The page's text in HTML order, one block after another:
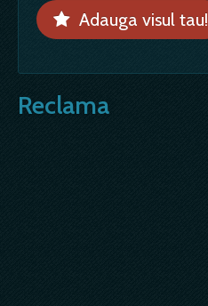
Adauga visul tau!
Reclama